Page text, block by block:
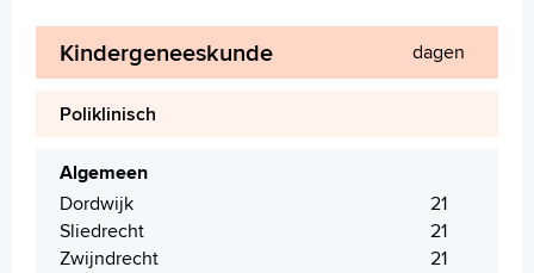
Kindergeneeskunde dagen
Poliklinisch
Algemeen
Dordwijk
21
Sliedrecht
21
Zwijndrecht
21